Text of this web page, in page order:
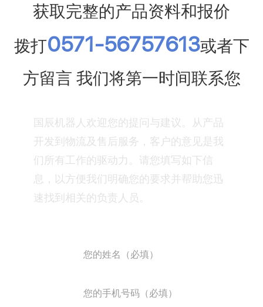
获取完整的产品资料和报价
拨打0571-56757613或者下
方留言 我们将第一时间联系您
国辰机器人欢迎您的提问与建议。从产品
开发到物流及售后服务，客户的意见是我
们所有工作的驱动力。请您填写如下信
息，以方便我们明确您的要求并帮助您迅
速找到相关的负责人员。